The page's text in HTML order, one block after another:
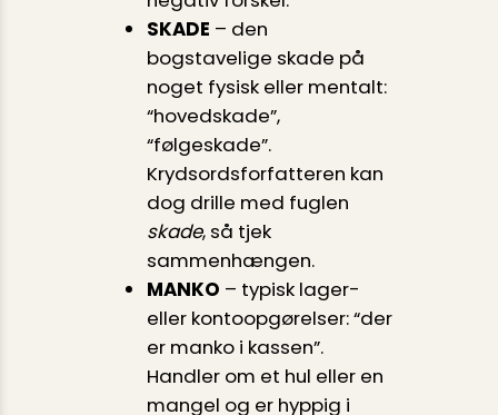
SKADE – den
bogstavelige skade på
noget fysisk eller mentalt:
“hovedskade”,
“følgeskade”.
Krydsordsforfatteren kan
dog drille med fuglen
skade, så tjek
sammenhængen.
MANKO – typisk lager-
eller kontoopgørelser: “der
er manko i kassen”.
Handler om et hul eller en
man­gel og er hyppig i